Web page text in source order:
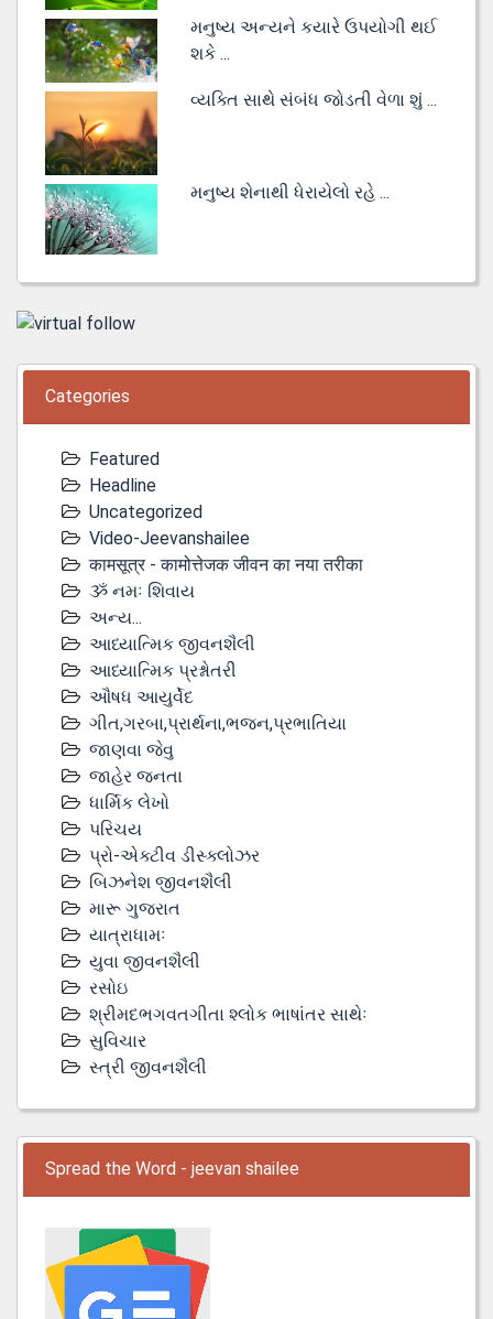
મનુષ્ય અન્યને કયારે ઉપયોગી થઈ
શકે ...
વ્યક્તિ સાથે સંબંધ જોડતી વેળા શું ...
મનુષ્ય શેનાથી ધેરાયેલો રહે ...
Categories
Featured
Headline
Uncategorized
Video-Jeevanshailee
कामसूत्र - कामोत्तेजक जीवन का नया तरीका
ૐ નમઃ શિવાય
અન્ય...
આધ્યાત્મિક જીવનશૈલી
આધ્યાત્મિક પ્રશ્નોતરી
ઔષધ આયુર્વેદ
ગીત,ગરબા,પ્રાર્થના,ભજન,પ્રભાતિયા
જાણવા જેવુ
જાહેર જનતા
ધાર્મિક લેખો
પરિચય
પ્રો-એક્ટીવ ડીસ્‍ક્લોઝર
બિઝનેશ જીવનશૈલી
મારૂ ગુજરાત
યાત્રાધામઃ
યુવા જીવનશૈલી
રસોઇ
શ્રીમદભગવતગીતા શ્લોક ભાષાંતર સાથેઃ
સુવિચાર
સ્ત્રી જીવનશૈલી
Spread the Word - jeevan shailee